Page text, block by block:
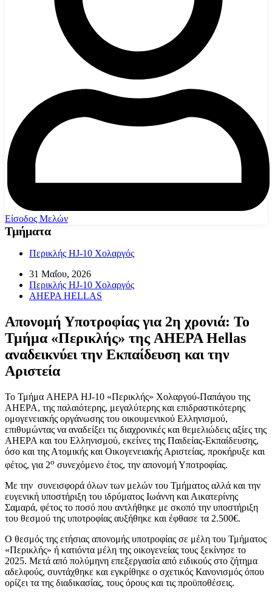
Είσοδος Μελών
Τμήματα
Περικλής HJ-10 Χολαργός
31 Μαΐου, 2026
Περικλής HJ-10 Χολαργός
AHEPA HELLAS
Απονομή Υποτροφίας για 2η χρονιά: Το
Τμήμα «Περικλής» της AHEPA Hellas
αναδεικνύει την Εκπαίδευση και την
Αριστεία
Το Τμήμα AHEPA HJ-10 «Περικλής» Χολαργού-Παπάγου της
AHEPA, της παλαιότερης, μεγαλύτερης και επιδραστικότερης
ομογενειακής οργάνωσης του οικουμενικού Ελληνισμού,
επιθυμώντας να αναδείξει τις διαχρονικές και θεμελιώδεις αξίες της
AHEPA και του Ελληνισμού, εκείνες της Παιδείας-Εκπαίδευσης,
όσο και της Ατομικής και Οικογενειακής Αριστείας, προκήρυξε και
φέτος, για 2ο συνεχόμενο έτος, την απονομή Υποτροφίας.
Με την συνεισφορά όλων των μελών του Τμήματος αλλά και την
ευγενική υποστήριξη του ιδρύματος Ιωάννη και Αικατερίνης
Σαμαρά, φέτος το ποσό που αντλήθηκε με σκοπό την υποστήριξη
του θεσμού της υποτροφίας αυξήθηκε και έφθασε τα 2.500€.
Ο θεσμός της ετήσιας απονομής υποτροφίας σε μέλη του Τμήματος
«Περικλής» ή κατιόντα μέλη της οικογενείας τους ξεκίνησε το
2025. Μετά από πολύμηνη επεξεργασία από ειδικούς στο ζήτημα
αδελφούς, συντάχθηκε και εγκρίθηκε ο σχετικός Κανονισμός όπου
ορίζει τα της διαδικασίας, τους όρους και τις προϋποθέσεις.